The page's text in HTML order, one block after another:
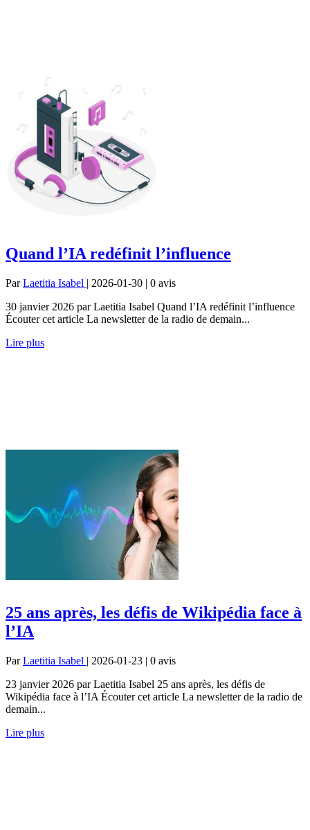
Quand l’IA redéfinit l’influence
ParLaetitia Isabel | 2026-01-30 | 0 avis
30 janvier 2026 par Laetitia Isabel Quand l’IA redéfinit l’influence
Écouter cet article La newsletter de la radio de demain...
Lire plus
25 ans après, les défis de Wikipédia face à
l’IA
ParLaetitia Isabel | 2026-01-23 | 0 avis
23 janvier 2026 par Laetitia Isabel 25 ans après, les défis de
Wikipédia face à l’IA Écouter cet article La newsletter de la radio de
demain...
Lire plus